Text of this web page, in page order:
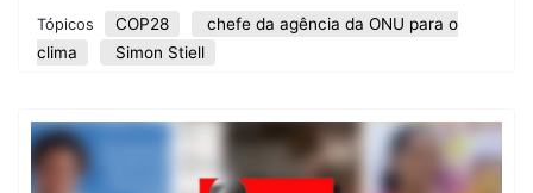
Tópicos COP28
chefe da agência da ONU para o
clima
Simon Stiell